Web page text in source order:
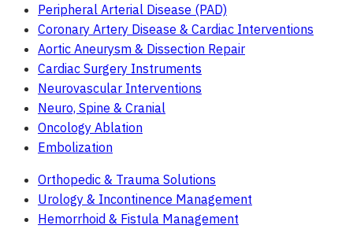
Peripheral Arterial Disease (PAD)
Coronary Artery Disease & Cardiac Interventions
Aortic Aneurysm & Dissection Repair
Cardiac Surgery Instruments
Neurovascular Interventions
Neuro, Spine & Cranial
Oncology Ablation
Embolization
Orthopedic & Trauma Solutions
Urology & Incontinence Management
Hemorrhoid & Fistula Management